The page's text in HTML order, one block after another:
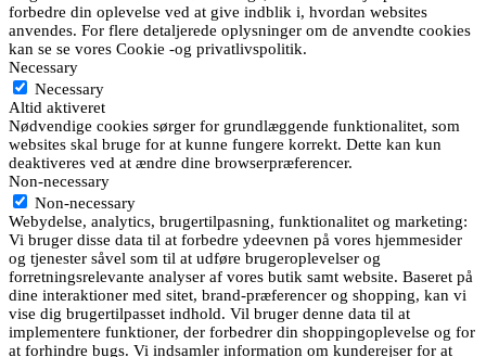
forbedre din oplevelse ved at give indblik i, hvordan websites
anvendes. For flere detaljerede oplysninger om de anvendte cookies
kan se se vores Cookie -og privatlivspolitik.
Necessary
Necessary
Altid aktiveret
Nødvendige cookies sørger for grundlæggende funktionalitet, som
websites skal bruge for at kunne fungere korrekt. Dette kan kun
deaktiveres ved at ændre dine browserpræferencer.
Non-necessary
Non-necessary
Webydelse, analytics, brugertilpasning, funktionalitet og marketing:
Vi bruger disse data til at forbedre ydeevnen på vores hjemmesider
og tjenester såvel som til at udføre brugeroplevelser og
forretningsrelevante analyser af vores butik samt website. Baseret på
dine interaktioner med sitet, brand-præferencer og shopping, kan vi
vise dig brugertilpasset indhold. Vil bruger denne data til at
implementere funktioner, der forbedrer din shoppingoplevelse og for
at forhindre bugs. Vi indsamler information om kunderejser for at